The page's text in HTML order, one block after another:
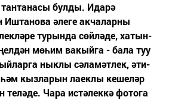
булды. Идарә
әлеге акчаларны
турында сөйләде, хатын-
мөһим вакыйга - бала туу
ныклы сәламәтлек, әти-
кызларын лаеклы кешеләр
теләде. Чара истәлеккә фотога